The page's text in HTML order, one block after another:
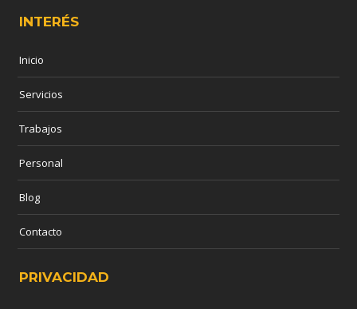
INTERÉS
Inicio
Servicios
Trabajos
Personal
Blog
Contacto
PRIVACIDAD